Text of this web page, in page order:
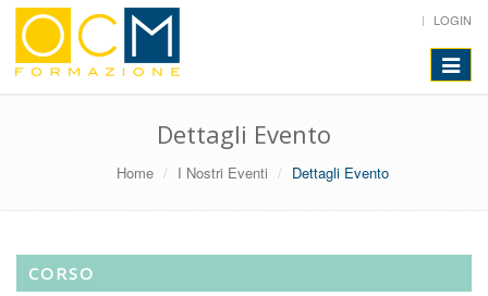
LOGIN
Toggle
Dettagli Evento
Home I Nostri Eventi Dettagli Evento
CORSO